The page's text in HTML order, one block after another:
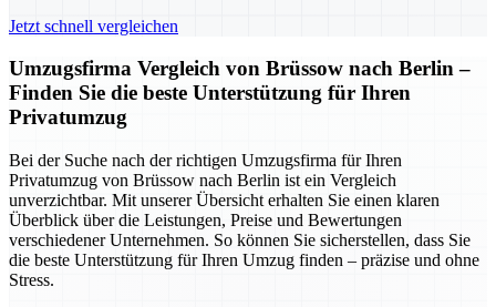
Jetzt schnell vergleichen
Umzugsfirma Vergleich von Brüssow nach Berlin –
Finden Sie die beste Unterstützung für Ihren
Privatumzug
Bei der Suche nach der richtigen Umzugsfirma für Ihren
Privatumzug von Brüssow nach Berlin ist ein Vergleich
unverzichtbar. Mit unserer Übersicht erhalten Sie einen klaren
Überblick über die Leistungen, Preise und Bewertungen
verschiedener Unternehmen. So können Sie sicherstellen, dass Sie
die beste Unterstützung für Ihren Umzug finden – präzise und ohne
Stress.